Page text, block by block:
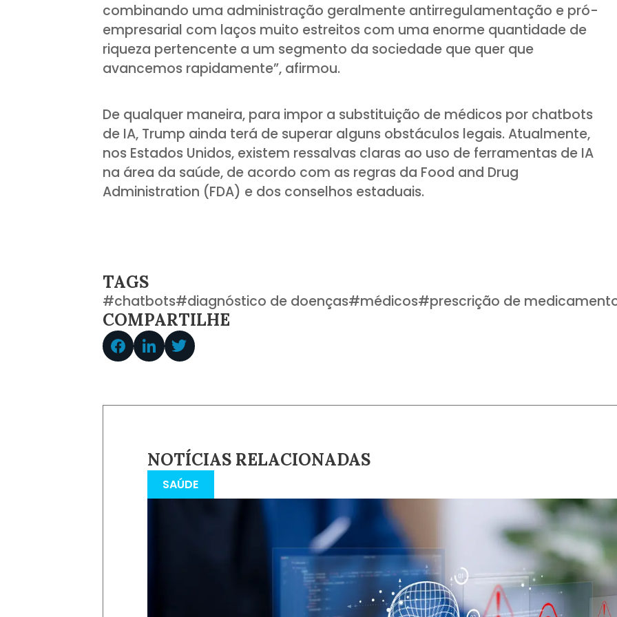
combinando uma administração geralmente antirregulamentação e pró-
empresarial com laços muito estreitos com uma enorme quantidade de
riqueza pertencente a um segmento da sociedade que quer que
avancemos rapidamente”, afirmou.
De qualquer maneira, para impor a substituição de médicos por chatbots
de IA, Trump ainda terá de superar alguns obstáculos legais. Atualmente,
nos Estados Unidos, existem ressalvas claras ao uso de ferramentas de IA
na área da saúde, de acordo com as regras da Food and Drug
Administration (FDA) e dos conselhos estaduais.
TAGS
#chatbots#diagnóstico de doenças#médicos#prescrição de
COMPARTILHE
NOTÍCIAS RELACIONADAS
SAÚDE